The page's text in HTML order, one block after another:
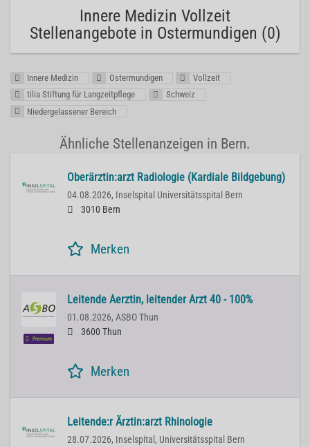
Innere Medizin Vollzeit
Stellenangebote in Ostermundigen (0)
Innere Medizin Ostermundigen
Vollzeit
tilia Stiftung für Langzeitpflege
Schweiz
Niedergelassener Bereich
Ähnliche Stellenanzeigen in Bern.
Oberärztin:arzt Radiologie (Kardiale Bildgebung)
04.08.2026, Inselspital Universitätsspital Bern
3010 Bern
Merken
Premium
Leitende Aerztin, leitender Arzt 40 - 100%
01.08.2026, ASBO Thun
3600 Thun
Merken
Leitende:r Ärztin:arzt Rhinologie
28.07.2026, Inselspital, Universitätsspital Bern